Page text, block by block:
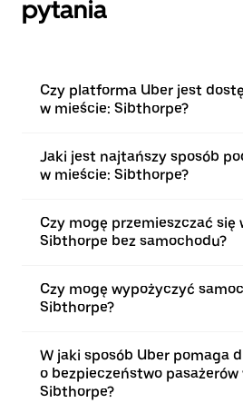
pytania
Czy platforma Uber jest
w mieście: Sibthorpe?
Jaki jest najtańszy sposób
w mieście: Sibthorpe?
Czy mogę przemieszczać się
Sibthorpe bez samochodu?
Czy mogę wypożyczyć
Sibthorpe?
W jaki sposób Uber pomaga
o bezpieczeństwo pasażerów
Sibthorpe?